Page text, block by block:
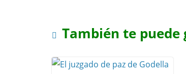
También te puede